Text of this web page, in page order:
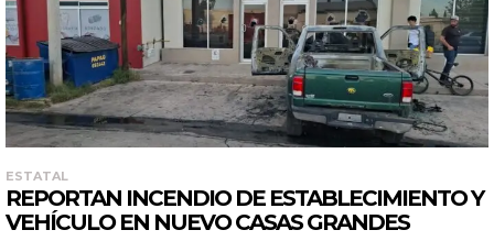
ESTATAL
REPORTAN INCENDIO DE ESTABLECIMIENTO Y
VEHÍCULO EN NUEVO CASAS GRANDES